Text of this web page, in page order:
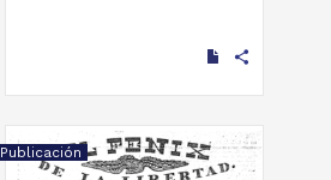
share
Publicación